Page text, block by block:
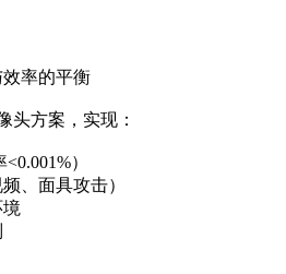
率的平衡
头方案，实现：
）
、面具攻击）